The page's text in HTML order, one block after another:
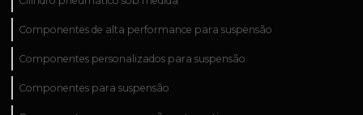
Componentes de alta performance para suspensão
Componentes personalizados para suspensão
Componentes para suspensão